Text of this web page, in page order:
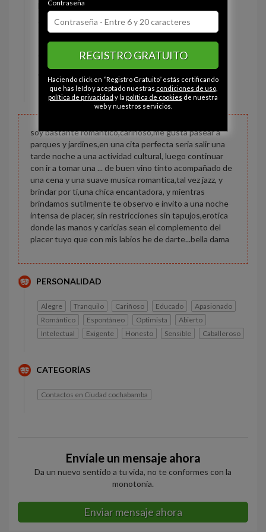
Estado civil:
Ojos: Marrón
Constitución: Normal
Altura: 175 cm
Peso: 70 kg
soy bastante romantico,cariñoso,me gusta pasear a
parques y jardines,en una cita perfecta seria salir una
tarde noche a una actividad cultural, luego continuar
con ir a tomar una ... de buen vino tinto acompañado de
una cena y una suave musica romantica,tal vez jazz, y
brindar por ti,una chica encantadora, y mientras
brindamos sutilmente te observo e invito a una noche
intensa de placer, sin restricciones sin tapujos,erotica
donde las manos y caricias sean el complemento del
placer tuyo que con mis labios he de darte...bella dama
PERSONALIDAD
Alegre Tranquilo Cariñoso Educado
Apasionado
Romántico
Espontáneo Optimista
Abierto
Intelectual
Exigente Honesto Sensible Caballeroso
CATEGORÍAS
Contactos en Ciudad cochabamba
Envíale un mensaje ahora
Da un nuevo sentido a tu vida, no te conformes con la
monotonía.
Enviar mensaje ahora
Contraseña
REGISTRO GRATUITO
Haciendo click en “Registro Gratuito” estás certificando
que has leído y aceptado nuestras condiciones de uso,
política de privacidad y la política de cookies de nuestra
web y nuestros servicios.